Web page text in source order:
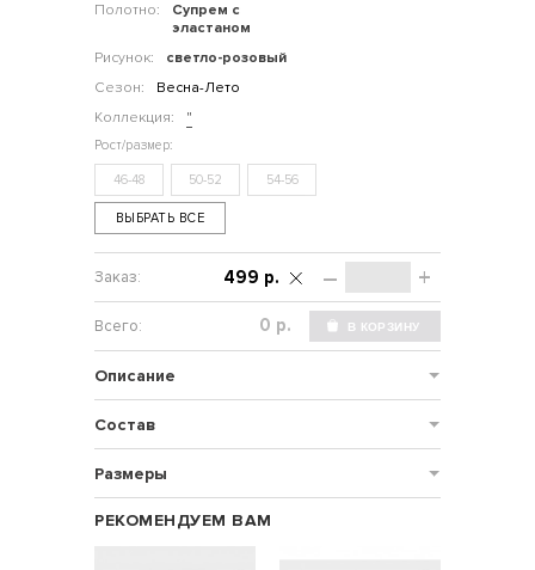
Полотно:
Супрем с
эластаном
Рисунок:
светло-розовый
Сезон:
Весна-Лето
Коллекция:
"
46-48 50-52 54-56
ВЫБРАТЬ ВСЕ
– +
499 р.
р.
Описание
Состав
Размеры
РЕКОМЕНДУЕМ ВАМ